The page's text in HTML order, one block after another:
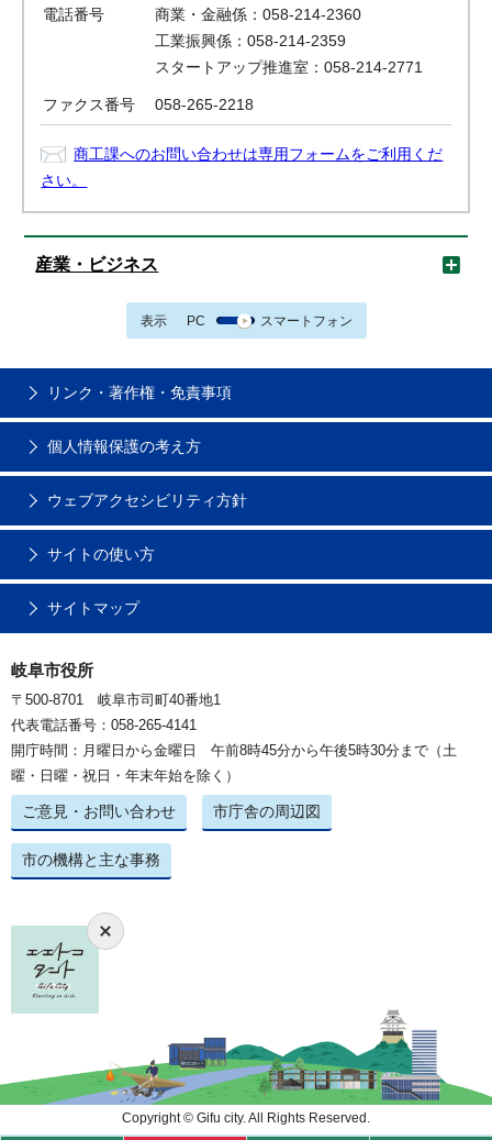
電話番号
商業・金融係：058-214-2360
工業振興係：058-214-2359
スタートアップ推進室：058-214-2771
ファクス番号 058-265-2218
商工課へのお問い合わせは専用フォームをご利用くだ
さい。
産業・ビジネス
表示 PC スマートフォン
リンク・著作権・免責事項
個人情報保護の考え方
ウェブアクセシビリティ方針
サイトの使い方
サイトマップ
岐阜市役所
〒500-8701 岐阜市司町40番地1
代表電話番号：058-265-4141
開庁時間：月曜日から金曜日 午前8時45分から午後5時30分まで（土
曜・日曜・祝日・年末年始を除く）
ご意見・お問い合わせ 市庁舎の周辺図
市の機構と主な事務
Copyright © Gifu city. All Rights Reserved.